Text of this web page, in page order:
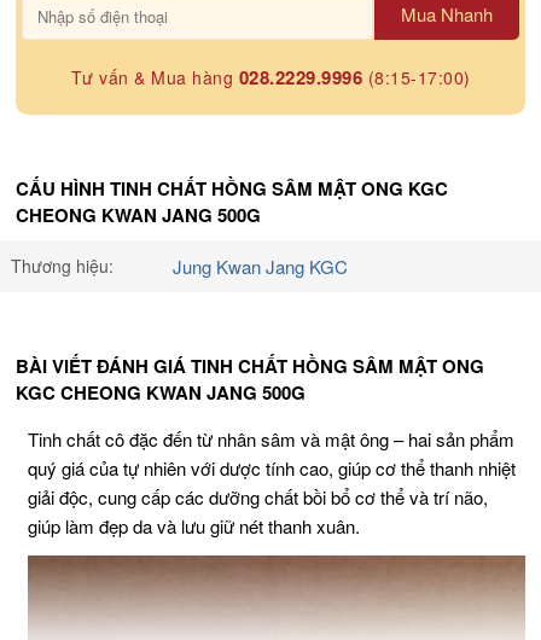
Mua Nhanh
Tư vấn & Mua hàng 028.2229.9996 (8:15-17:00)
CẤU HÌNH TINH CHẤT HỒNG SÂM MẬT ONG KGC
CHEONG KWAN JANG 500G
Thương hiệu: Jung Kwan Jang KGC
BÀI VIẾT ĐÁNH GIÁ TINH CHẤT HỒNG SÂM MẬT ONG
KGC CHEONG KWAN JANG 500G
Tinh chất cô đặc đến từ nhân sâm và mật ông – hai sản phẩm
quý giá của tự nhiên với dược tính cao, giúp cơ thể thanh nhiệt
giải độc, cung cấp các dưỡng chất bồi bổ cơ thể và trí não,
giúp làm đẹp da và lưu giữ nét thanh xuân.